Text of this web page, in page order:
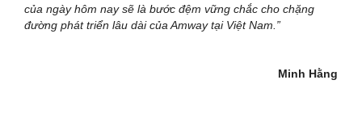
của ngày hôm nay sẽ là bước đệm vững chắc cho chặng
đường phát triển lâu dài của Amway tại Việt Nam.”
Minh Hằng